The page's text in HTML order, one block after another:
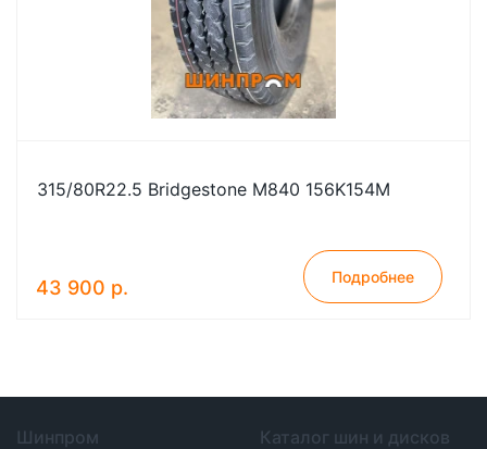
315/80R22.5 Bridgestone M840 156K154M
43 900 р. Подробнее
Шинпром Каталог шин и дисков